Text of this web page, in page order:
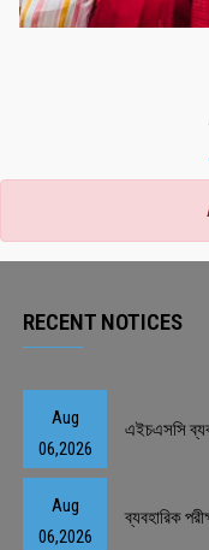
RECENT NOTICES
Aug
06,2026
এইচএসসি
Aug
06,2026
ব্যবহারিক